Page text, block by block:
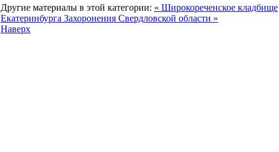
Другие материалы в этой категории: « Широкореченское кладбище
Екатеринбурга Захоронения Свердловской области »
Наверх